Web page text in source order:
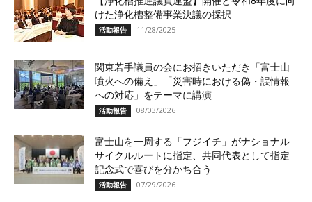
けた浄化槽整備事業決議の採択
活動報告 11/28/2025
関東若手議員の会にお招きいただき「富士山
噴火への備え」「災害時における偽・誤情報
への対応」をテーマに講演
活動報告 08/03/2026
富士山を一周する「フジイチ」がナショナル
サイクルルートに指定、共同代表として指定
記念式で喜びを分かち合う
活動報告 07/29/2026